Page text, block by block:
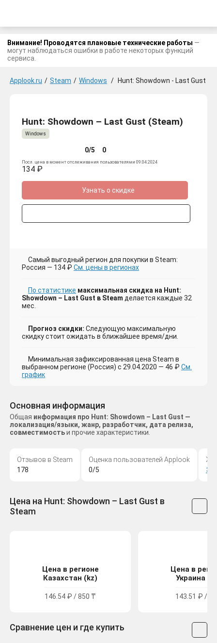
Внимание! Проводятся плановые технические работы —
могут наблюдаться ошибки в работе некоторых функций
сервиса.
Applook.ru / Steam / Windows / Hunt: Showdown - Last Gust
Hunt: Showdown – Last Gust (Steam)
Windows
0/5 0
Посл. цена в момент отслеживания пользователями 09.04.2024
134 ₽
Узнать о скидке
Самый выгодный регион для покупки в Steam:
Россия — 134 ₽ См. цены в регионах
По статистике максимальная скидка на Hunt:
Showdown – Last Gust в Steam делается каждые 32
мес.
Прогноз скидки: Следующую максимальную
скидку стоит ожидать в ближайшее время/дни.
Минимальная зафиксированная цена Steam в
выбранном регионе (Россия) с 29.04.2020 — 46 ₽ См.
график
Основная информация
Общая информация про Hunt: Showdown – Last Gust —
локализация/языки, жанр, разработчик, дата релиза,
совместимостьи прочие характеристики.
Отзывов в Steam
178
Оценка пользователей Applook
0/5
Цена на Hunt: Showdown – Last Gust в
Steam
Цена в регионе
Казахстан (kz)
146.54 ₽ / 850 ₸
Цена в
Украина
143.51 ₽ /
Сравнение цен и где купить